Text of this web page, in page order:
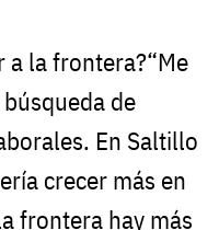
a la frontera?“Me
de
En Saltillo
crecer más en
frontera hay más